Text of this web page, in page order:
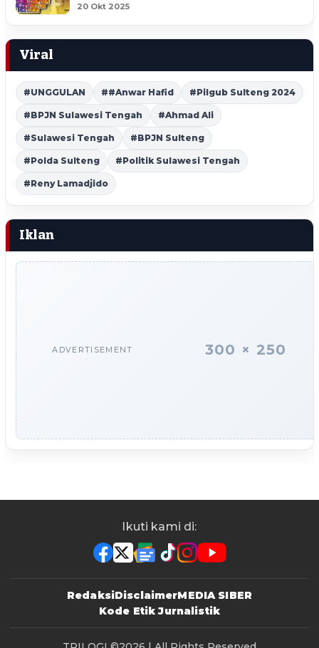
20 Okt 2025
Viral
#UNGGULAN ##Anwar Hafid #Pilgub Sulteng 2024
#BPJN Sulawesi Tengah #Ahmad Ali
#Sulawesi Tengah #BPJN Sulteng
#Polda Sulteng #Politik Sulawesi Tengah
#Reny Lamadjido
Iklan
ADVERTISEMENT 300 × 250
Ikuti kami di:
RedaksiDisclaimerMEDIA SIBER
Kode Etik Jurnalistik